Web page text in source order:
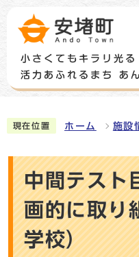
現在位置 ホーム 施設
中間テスト
画的に取り
学校）